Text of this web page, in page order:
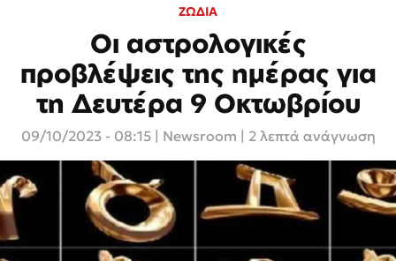
ΖΩΔΙΑ
Οι αστρολογικές
προβλέψεις της ημέρας για
τη Δευτέρα 9 Οκτωβρίου
09/10/2023 - 08:15 Newsroom | 2 λεπτά ανάγνωση